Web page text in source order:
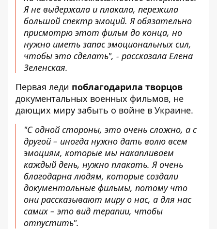
Я не выдержала и плакала, пережила
большой спектр эмоций. Я обязательно
присмотрю этот фильм до конца, но
нужно иметь запас эмоциональных сил,
чтобы это сделать", - рассказала Елена
Зеленская.
Первая леди поблагодарила творцов
документальных военных фильмов, не
дающих миру забыть о войне в Украине.
"С одной стороны, это очень сложно, а с
другой – иногда нужно дать волю всем
эмоциям, которые мы накапливаем
каждый день, нужно плакать. Я очень
благодарна людям, которые создали
документальные фильмы, потому что
они рассказывают миру о нас, а для нас
самих – это вид терапии, чтобы
отпустить".